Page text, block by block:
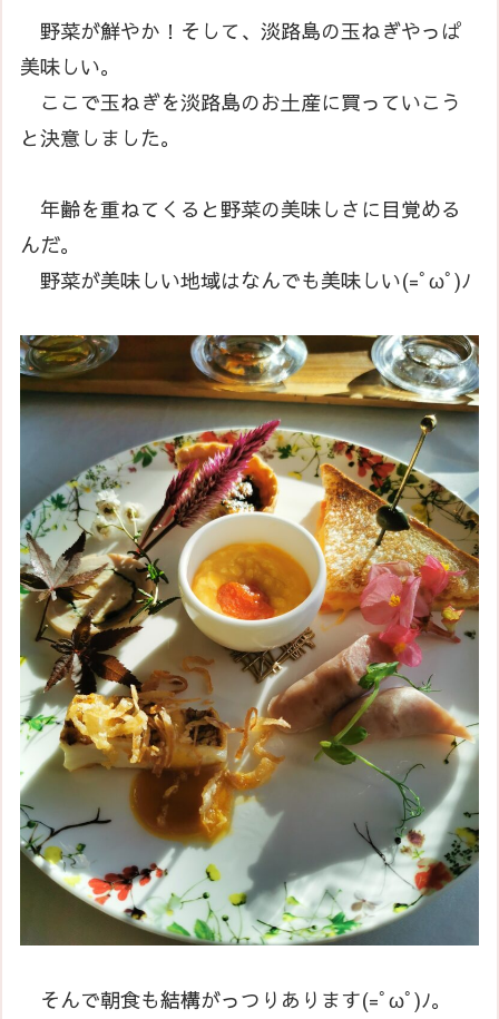
野菜が鮮やか！そして、淡路島の玉ねぎやっぱ
美味しい。
ここで玉ねぎを淡路島のお土産に買っていこう
と決意しました。
年齢を重ねてくると野菜の美味しさに目覚める
んだ。
野菜が美味しい地域はなんでも美味しい(=ﾟωﾟ)ﾉ
そんで朝食も結構がっつりあります(=ﾟωﾟ)ﾉ。